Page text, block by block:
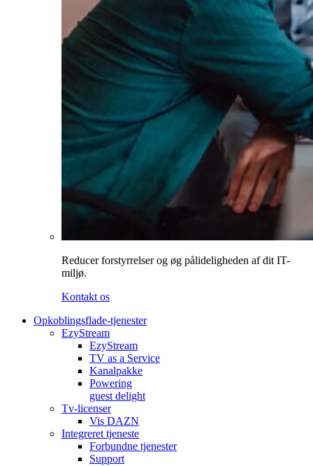
Reducer forstyrrelser og øg pålideligheden af dit IT-
miljø.
Kontakt os
Opkoblingsflade-tjenester
EzyStream
EzyStream
TV as a Service
Kanalpakke
Powering
guest delight
Tv-licenser
Vis DAZN
Integreret tjeneste
Forbundne tjenester
Support